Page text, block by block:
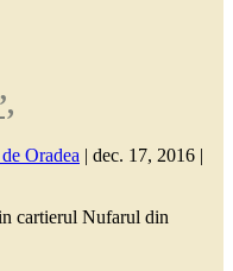
Oradea | dec. 17, 2016 |
cartierul Nufarul din